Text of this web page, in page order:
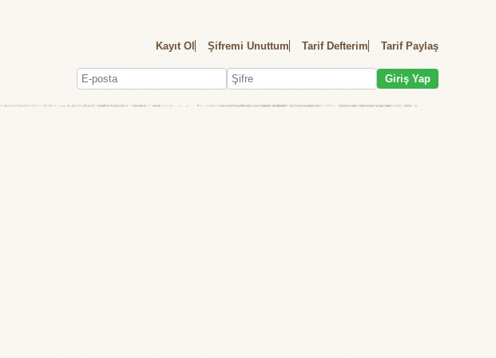
Kayıt Ol Şifremi Unuttum Tarif Defterim Tarif Paylaş
Giriş Yap